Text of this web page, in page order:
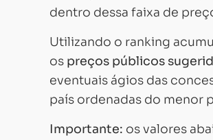
dentro dessa faixa de
Utilizando o ranking
os preços públicos
eventuais ágios das
país ordenadas do menor
Importante: os valores